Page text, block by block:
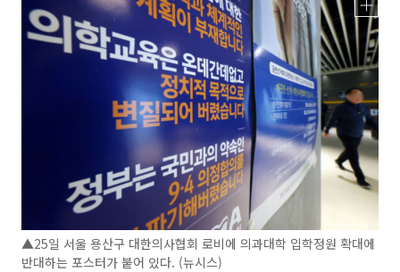
▲25일 서울 용산구 대한의사협회 로비에 의과대학 입학정원 확대에
반대하는 포스터가 붙어 있다. (뉴시스)